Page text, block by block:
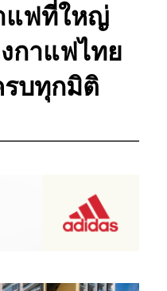
าแฟที่ใหญ่
กาแฟไทย
บทุกมิติ